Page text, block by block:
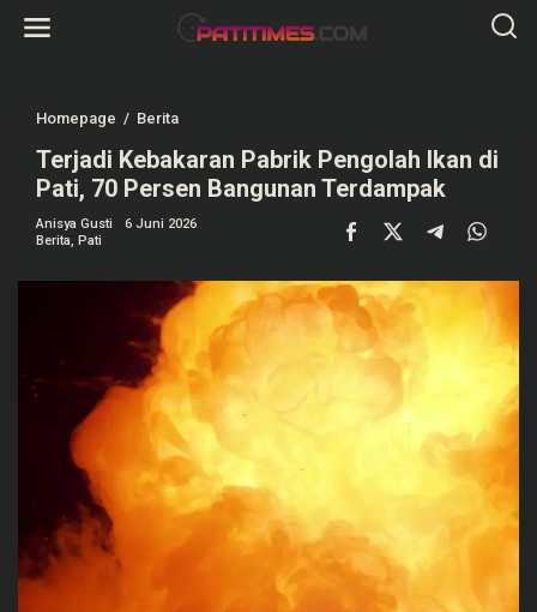
Homepage / Berita
r
j
a
i
b
a
r
a
P
a
b
r
P
n
Terjadi Kebakaran Pabrik Pengolah Ikan di
Pati, 70 Persen Bangunan Terdampak
Anisya Gusti
6 Juni 2026
Berita, Pati